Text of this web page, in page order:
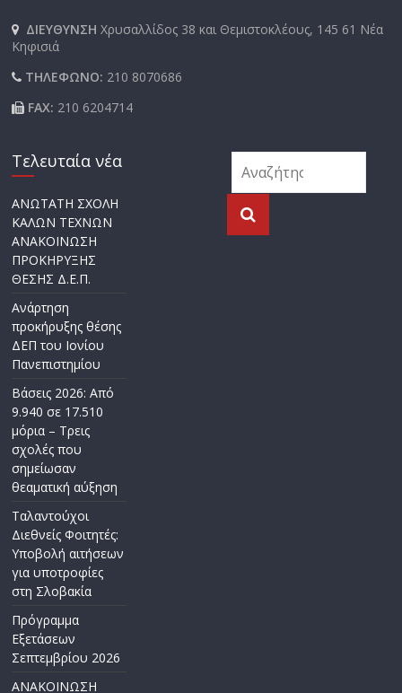
ΔΙΕΥΘΥΝΣΗΧρυσαλλίδος 38 και Θεμιστοκλέους, 145 61 Νέα
Κηφισιά
ΤΗΛΕΦΩΝΟ: 210 8070686
FAX: 210 6204714
Τελευταία νέα
ΑΝΩΤΑΤΗ ΣΧΟΛΗ
ΚΑΛΩΝ ΤΕΧΝΩΝ
ΑΝΑΚΟΙΝΩΣΗ
ΠΡΟΚΗΡΥΞΗΣ
ΘΕΣΗΣ Δ.Ε.Π.
Ανάρτηση
προκήρυξης θέσης
ΔΕΠ του Ιονίου
Πανεπιστημίου
Βάσεις 2026: Από
9.940 σε 17.510
μόρια – Τρεις
σχολές που
σημείωσαν
θεαματική αύξηση
Ταλαντούχοι
Διεθνείς Φοιτητές:
Υποβολή αιτήσεων
για υποτροφίες
στη Σλοβακία
Πρόγραμμα
Εξετάσεων
Σεπτεμβρίου 2026
ΑΝΑΚΟΙΝΩΣΗ